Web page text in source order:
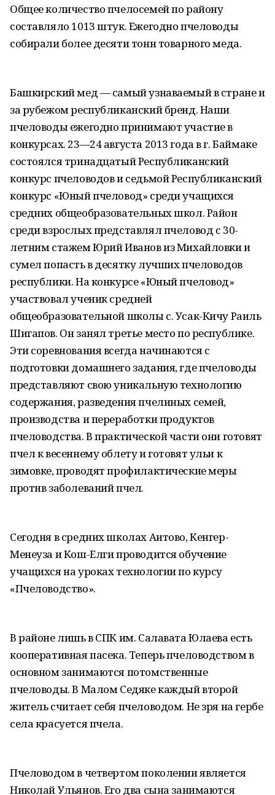
Общее количество пчелосемей по району
составляло 1013 штук. Ежегодно пчеловоды
собирали более десяти тонн товарного меда.
Башкирский мед — самый узнаваемый в стране и
за рубежом республиканский бренд. Наши
пчеловоды ежегодно принимают участие в
конкурсах. 23—24 августа 2013 года в г. Баймаке
состоялся тринадцатый Республиканский
конкурс пчеловодов и седьмой Республиканский
конкурс «Юный пчеловод» среди учащихся
средних общеобразовательных школ. Район
среди взрослых представлял пчеловод с 30-
летним стажем Юрий Иванов из Михайловки и
сумел попасть в десятку лучших пчеловодов
республики. На конкурсе «Юный пчеловод»
участвовал ученик средней
общеобразовательной школы с. Усак-Кичу Раиль
Шигапов. Он занял третье место по республике.
Эти соревнования всегда начинаются с
подготовки домашнего задания, где пчеловоды
представляют свою уникальную технологию
содержания, разведения пчелиных семей,
производства и переработки продуктов
пчеловодства. В практической части они готовят
пчел к весеннему облету и готовят ульи к
зимовке, проводят профилактические меры
против заболеваний пчел.
Сегодня в средних школах Аитово, Кенгер-
Менеуза и Кош-Елги проводится обучение
учащихся на уроках технологии по курсу
«Пчеловодство».
В районе лишь в СПК им. Салавата Юлаева есть
кооперативная пасека. Теперь пчеловодством в
основном занимаются потомственные
пчеловоды. В Малом Седяке каждый второй
житель считает себя пчеловодом. Не зря на гербе
села красуется пчела.
Пчеловодом в четвертом поколении является
Николай Ульянов. Его два сына занимаются